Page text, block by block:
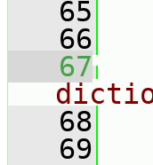
   65
   66
   67
   68
   69